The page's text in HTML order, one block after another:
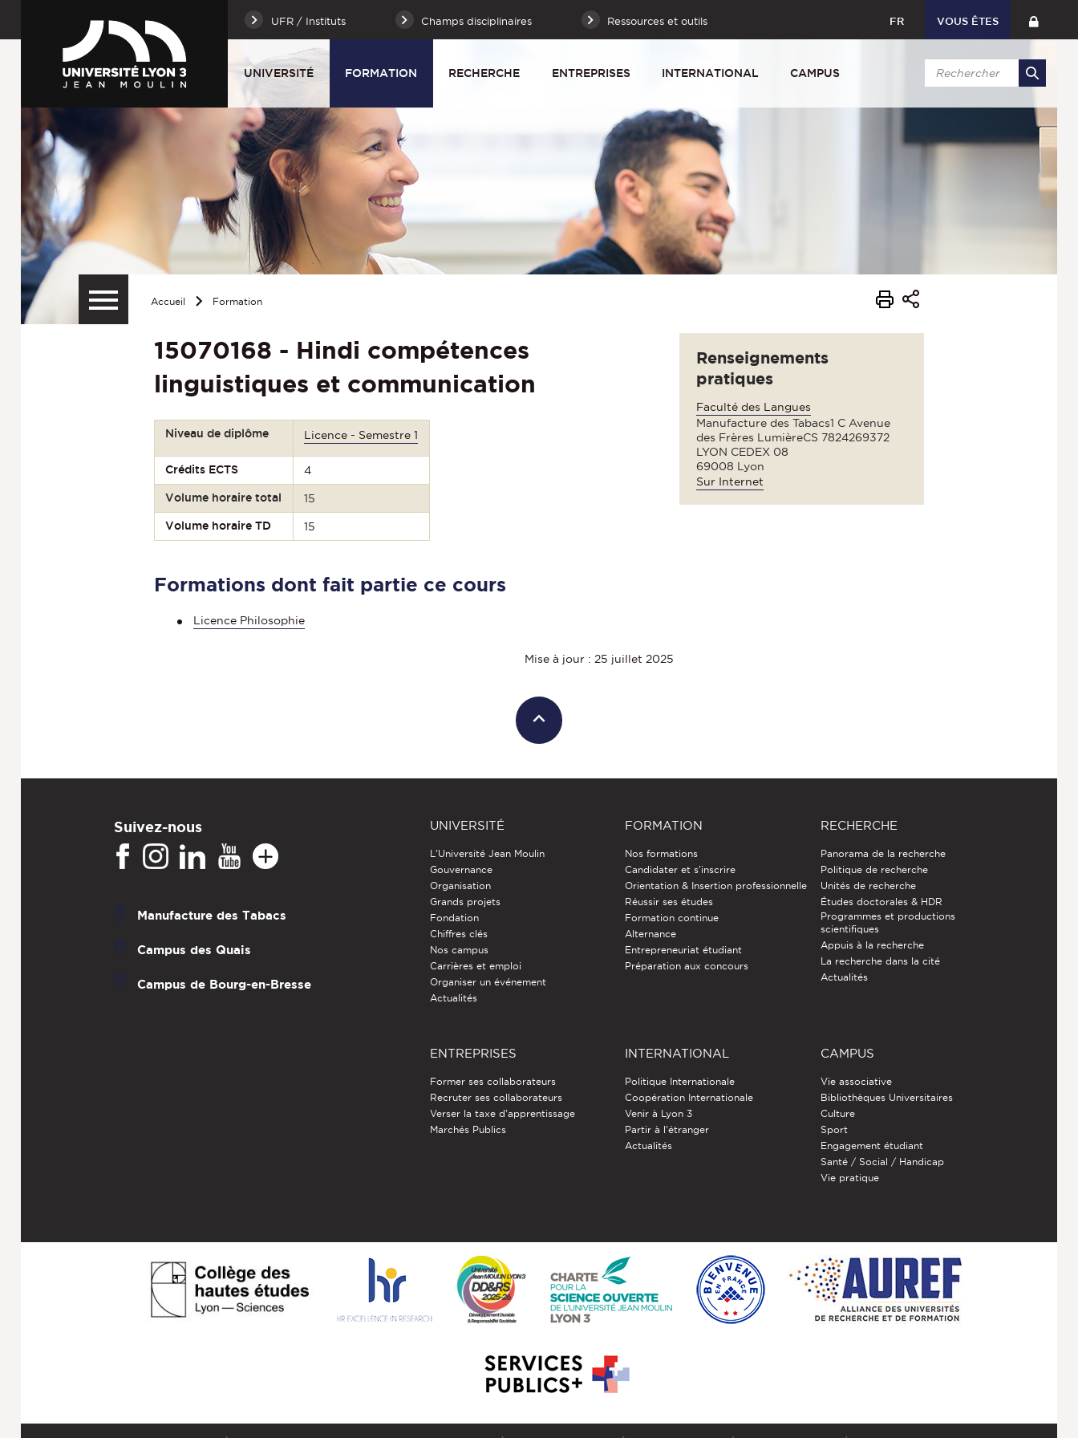
UFR / Instituts Champs disciplinaires Ressources et outils FR VOUS ÊTES
UNIVERSITÉ FORMATION RECHERCHE ENTREPRISES INTERNATIONAL CAMPUS
Accueil Formation
15070168 - Hindi compétences
linguistiques et communication
Niveau de diplôme Licence - Semestre 1
Crédits ECTS 4
Volume horaire total 15
Volume horaire TD 15
Formations dont fait partie ce cours
Licence Philosophie
Renseignements
pratiques
Faculté des Langues
Manufacture des Tabacs1 C Avenue
des Frères LumièreCS 7824269372
LYON CEDEX 08
69008 Lyon
Sur Internet
Mise à jour : 25 juillet 2025
Suivez-nous
Manufacture des Tabacs
Campus des Quais
Campus de Bourg-en-Bresse
UNIVERSITÉ
L'Université Jean Moulin
Gouvernance
Organisation
Grands projets
Fondation
Chiffres clés
Nos campus
Carrières et emploi
Organiser un événement
Actualités
FORMATION
Nos formations
Candidater et s'inscrire
Orientation & Insertion professionnelle
Réussir ses études
Formation continue
Alternance
Entrepreneuriat étudiant
Préparation aux concours
RECHERCHE
Panorama de la recherche
Politique de recherche
Unités de recherche
Études doctorales & HDR
Programmes et productions
scientifiques
Appuis à la recherche
La recherche dans la cité
Actualités
ENTREPRISES
Former ses collaborateurs
Recruter ses collaborateurs
Verser la taxe d'apprentissage
Marchés Publics
INTERNATIONAL
Politique Internationale
Coopération Internationale
Venir à Lyon 3
Partir à l'étranger
Actualités
CAMPUS
Vie associative
Bibliothèques Universitaires
Culture
Sport
Engagement étudiant
Santé / Social / Handicap
Vie pratique